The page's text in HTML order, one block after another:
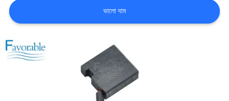
জন্য
আবেদন
সাইট
ভালো দাম